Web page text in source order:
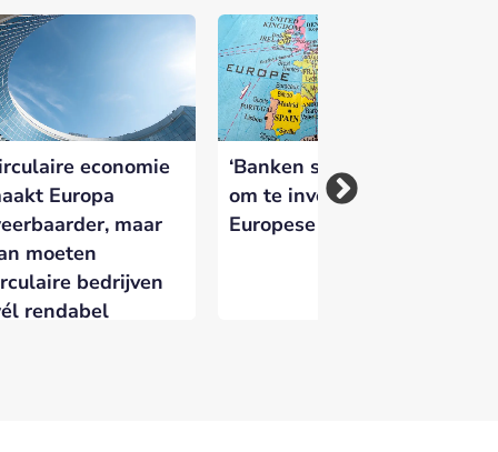
economie
Europa
maar
moeten
bedrijven
rendabel
‘Banken staan klaar
om te investeren in
Europese economie’